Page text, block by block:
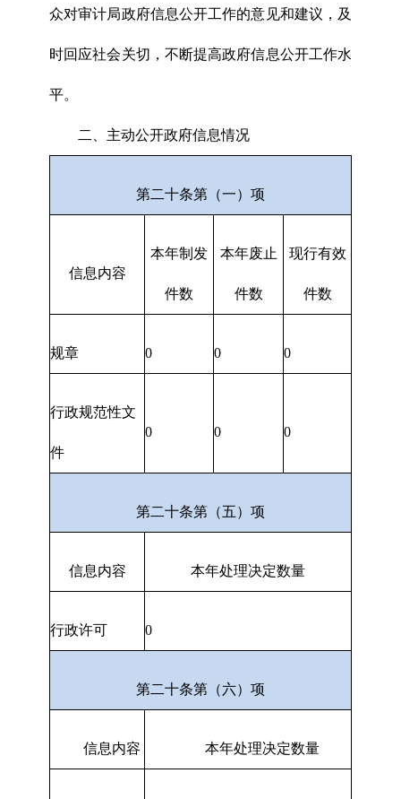
众对审计局政府信息公开工作的意见和建议，及
时回应社会关切，不断提高政府信息公开工作水
平。
二、主动公开政府信息情况
第二十条第（一）项
信息内容
本年制发
件数
本年废止
件数
现行有效
件数
规章 0 0 0
行政规范性文
件
0 0 0
第二十条第（五）项
信息内容 本年处理决定数量
行政许可 0
第二十条第（六）项
信息内容 本年处理决定数量